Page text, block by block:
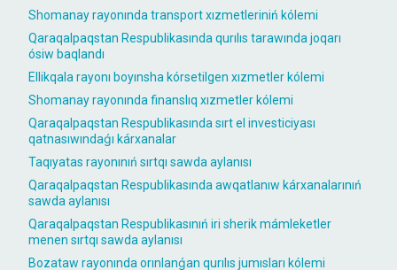
Shomanay rayonında transport xızmetleriniń kólemi
Qaraqalpaqstan Respublikasında qurılıs tarawında joqarı
ósiw baqlandı
Ellikqala rayonı boyınsha kórsetilgen xızmetler kólemi
Shomanay rayonında finanslıq xızmetler kólemi
Qaraqalpaqstan Respublikasında sırt el investiciyası
qatnasıwındaǵı kárxanalar
Taqıyatas rayonınıń sırtqı sawda aylanısı
Qaraqalpaqstan Respublikasında awqatlanıw kárxanalarınıń
sawda aylanısı
Qaraqalpaqstan Respublikasınıń iri sherik mámleketler
menen sırtqı sawda aylanısı
Bozataw rayonında orınlanǵan qurılıs jumısları kólemi